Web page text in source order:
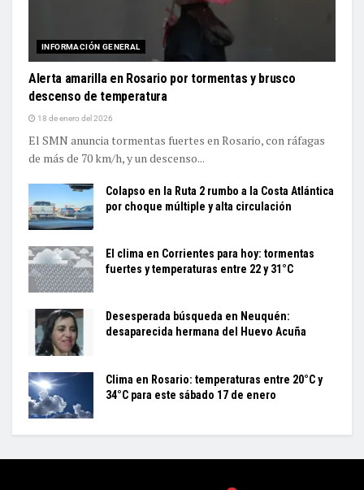
INFORMACIÓN GENERAL
Alerta amarilla en Rosario por tormentas y brusco
descenso de temperatura
18 de enero del 2026
El SMN anuncia tormentas fuertes en Rosario, con ráfagas
de más de 70 km/h, y un descenso...
Colapso en la Ruta 2 rumbo a la Costa Atlántica
por choque múltiple y alta circulación
El clima en Corrientes para hoy: tormentas
fuertes y temperaturas entre 22 y 31°C
Desesperada búsqueda en Neuquén:
desaparecida hermana del Huevo Acuña
Clima en Rosario: temperaturas entre 20°C y
34°C para este sábado 17 de enero